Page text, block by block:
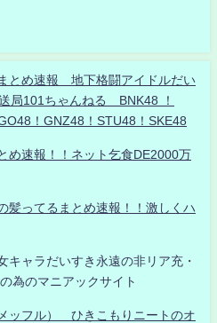
とめ速報 地下格闘アイドルだい
局101ちゃんねる BNK48 ！
！GNZ48！STU48！SKE48
め速報！！ネット乞食DE2000万
髪ってるまとめ速報！！激しくハ
キャラだいすき永遠の非リア充・
為のマニアックサイト
ッフル） ひきこもりニートのオ